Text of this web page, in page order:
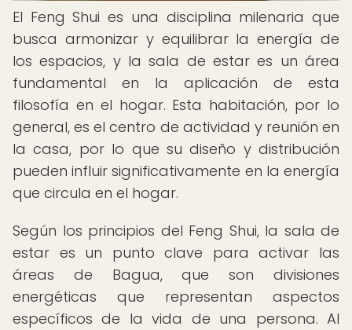
El Feng Shui es una disciplina milenaria que
busca armonizar y equilibrar la energía de
los espacios, y la sala de estar es un área
fundamental en la aplicación de esta
filosofía en el hogar. Esta habitación, por lo
general, es el centro de actividad y reunión en
la casa, por lo que su diseño y distribución
pueden influir significativamente en la energía
que circula en el hogar.
Según los principios del Feng Shui, la sala de
estar es un punto clave para activar las
áreas de Bagua, que son divisiones
energéticas que representan aspectos
específicos de la vida de una persona. Al